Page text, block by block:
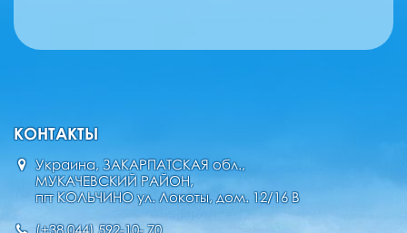
КОНТАКТЫ
Украина, ЗАКАРПАТСКАЯ обл.,
МУКАЧЕВСКИЙ РАЙОН,
пгт КОЛЬЧИНО ул. Локоты, дом. 12/16 В
(+38 044) 592-10- 70